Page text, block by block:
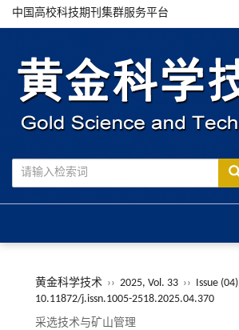
中国高校科技期刊集群服务平台
黄金科学技术 ›› 2025, Vol. 33 ›› Issue (04)
10.11872/j.issn.1005-2518.2025.04.370
采选技术与矿山管理